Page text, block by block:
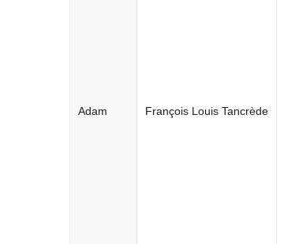
Adam François Louis Tancrède